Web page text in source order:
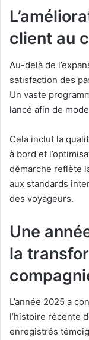
client au
Au-delà de
satisfaction des
Un vaste
lancé afin de
Cela inclut la
à bord et
démarche reflète
aux standards
des voyageurs.
Une
la
L’année 2025 a
l’histoire récente
enregistrés